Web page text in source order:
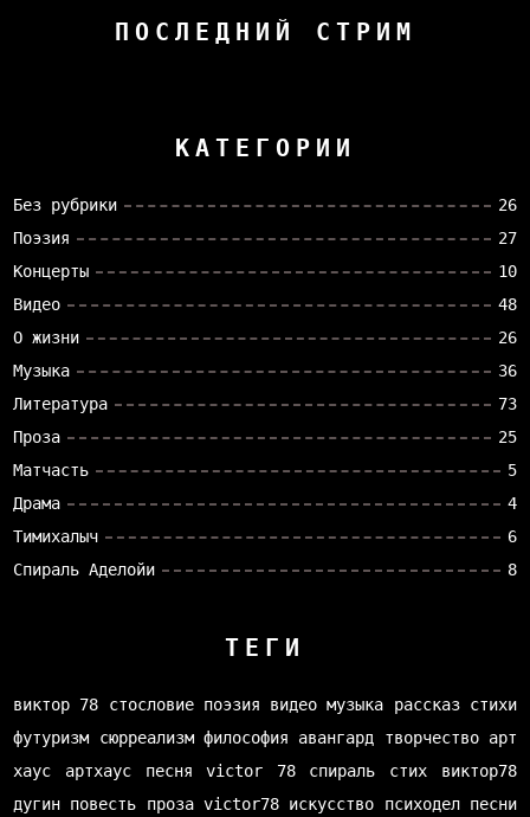
ПОСЛЕДНИЙ СТРИМ
КАТЕГОРИИ
Без рубрики
26
Поэзия
27
Концерты
10
Видео
48
О жизни
26
Музыка
36
Литература
73
Проза
25
Матчасть
5
Драма
4
Тимихалыч
6
Спираль Аделойи
8
ТЕГИ
виктор 78 стословие поэзия видео музыка рассказ стихи
футуризм
сюрреализм философия авангард творчество арт
хаус
артхаус песня victor 78 спираль стих
виктор78
дугин повесть проза victor78 искусство психодел песни